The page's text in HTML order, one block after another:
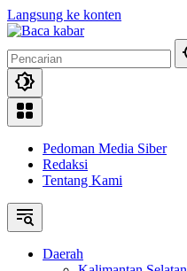
Langsung ke konten
Pedoman Media Siber
Redaksi
Tentang Kami
Daerah